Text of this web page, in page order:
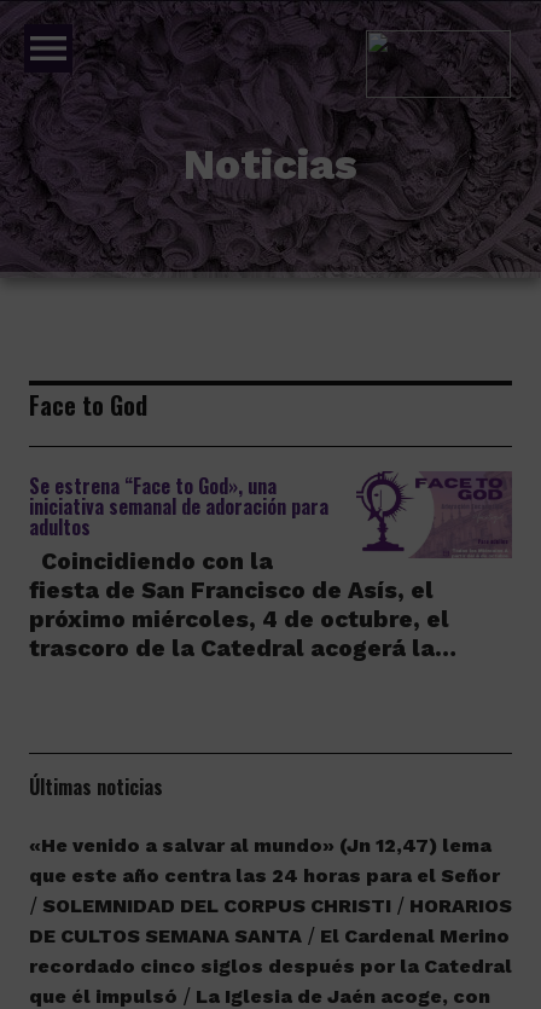
menu
Noticias
Face to God
Se estrena “Face to God», una
iniciativa semanal de adoración para
adultos
Coincidiendo con la
fiesta de San Francisco de Asís, el
próximo miércoles, 4 de octubre, el
trascoro de la Catedral acogerá la…
Últimas noticias
«He venido a salvar al mundo» (Jn 12,47) lema
que este año centra las 24 horas para el Señor
SOLEMNIDAD DEL CORPUS CHRISTI
HORARIOS
DE CULTOS SEMANA SANTA
El Cardenal Merino
recordado cinco siglos después por la Catedral
que él impulsó
La Iglesia de Jaén acoge, con